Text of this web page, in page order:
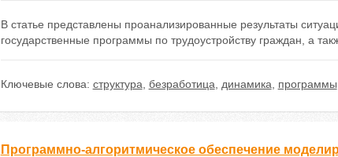
В статье представлены проанализированные результаты
государственные программы по трудоустройству граждан, а
Ключевые слова: структура безработица динамика программы
Программно-алгоритмическое обеспечение